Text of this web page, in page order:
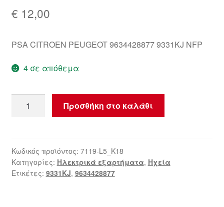
€ 12,00
PSA CITROEN PEUGEOT 9634428877 9331KJ NFP
4 σε απόθεμα
Ηχείου
9634428877
9331KJ
ποσότητα
Προσθήκη στο καλάθι
Κωδικός προϊόντος: 7119-L5_K18
Κατηγορίες: Ηλεκτρικά εξαρτήματα, Ηχεία
Ετικέτες: 9331KJ, 9634428877